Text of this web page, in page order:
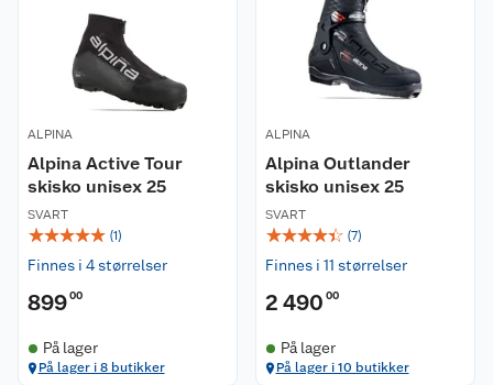
ALPINA
Alpina Active Tour
skisko unisex 25
SVART
☆☆☆☆☆ (1)
Finnes i 4 størrelser
89900
På lager
På lager i 8 butikker
ALPINA
Alpina Outlander
skisko unisex 25
SVART
☆☆☆☆☆ (7)
Finnes i 11 størrelser
2 490 00
På lager
På lager i 10 butikker